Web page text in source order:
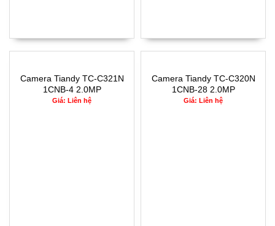
Camera Tiandy TC-C321N
1CNB-4 2.0MP
Giá: Liên hệ
Camera Tiandy TC-C320N
1CNB-28 2.0MP
Giá: Liên hệ